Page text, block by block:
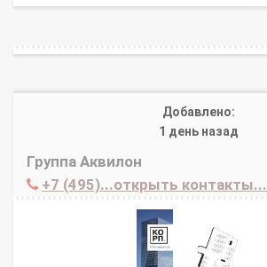
Добавлено:
1 день назад
Группа Аквилон
+7 (495)...открыть контакты...